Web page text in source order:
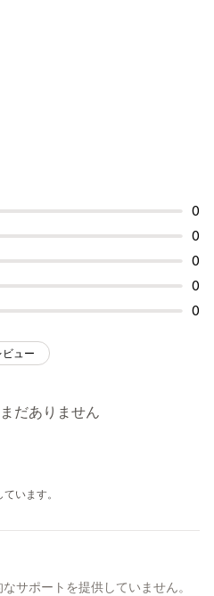
0
0
0
0
0
ュー
だありません
います。
サポートを提供していません。